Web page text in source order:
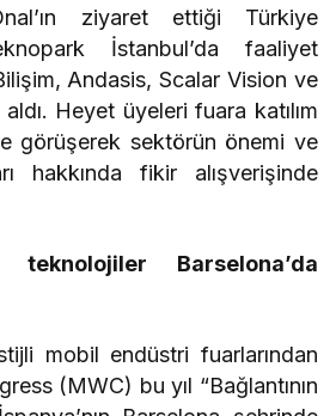
ziyaret ettiği Türkiye
İstanbul’da faaliyet
Andasis, Scalar Vision ve
Heyet üyeleri fuara katılım
görüşerek sektörün önemi ve
hakkında fikir alışverişinde
Barselona’da
mobil endüstri fuarlarından
(MWC) bu yıl “Bağlantının